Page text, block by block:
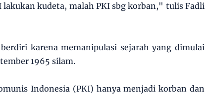
lakukan kudeta, malah PKI sbg korban," tulis Fadli
karena memanipulasi sejarah yang dimulai
1965 silam.
Indonesia (PKI) hanya menjadi korban dan